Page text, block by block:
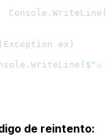
Console.WriteLine(
ex)
$"⚠️
de reintento: